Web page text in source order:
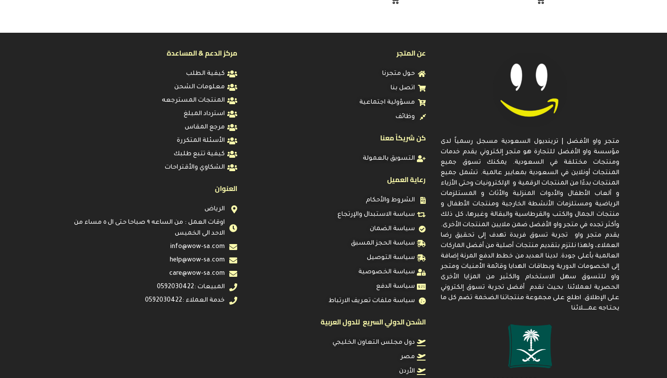
متجر واو الأفضل | ترينديول السعودية مسجل رسمياً لدى
مؤسسة واو الأفضل للتجارة هو متجر إلكتروني يقدم خدمات
ومنتجات مختلفة في السعودية. يمكنك تسوق جميع
المنتجات أونلاين في السعودية بمعايير عالمية. تشمل جميع
المنتجات بدءًا من المنتجات الرقمية و الإلكترونيات وحتى الأزياء
و ألعاب الأطفال والأدوات المنزلية والأثاث و المستلزمات
الرياضية ومستلزمات الأنشطة الخارجية ومنتجات الأطفال و
منتجات الجمال والكتب والقرطاسية والبقالة وغيرها، كل ذلك
وأكثر تجده في متجر واو الأفضل ضمن ملايين المنتجات الأخرى.
يقدم متجر واو تجربة تسوق فريدة تهدف إلى تحقيق رضا
العملاء، ولهذا نلتزم بتقديم منتجات أصلية من أفضل الماركات
العالمية بأعلى جودة. لدينا العديد من خطط الدفع المرنة إضافة
إلى الخصومات الدورية وبطاقات الهدايا وقائمة الأمنيات ومتجر
واو للتسوق سهل الاستخدام والكثير من المزايا الأخرى
الحصرية لعملائنا. بحيث نقدم أفضل تجربة تسوق إلكتروني
على الإطلاق. اطلع على مجموعة منتجاتنا الضخمة تضم كل ما
يحتـاجه عمـــــلائنا
عن المتجر
حول متجرنا
اتصل بنا
مسؤولية اجتماعية
وظائف
كن شريكاً معنا
التسويق بالعمولة
رعاية العميل
الشروط والأحكام
سياسة الاستبدال والإرتجاع
سياسة الضمان
سياسة الحجز المسبق
سياسة التوصيل
سياسة الخصوصية
سياسة الدفع
سياسة ملفات تعريف الارتباط
الشحن الدولي السريع للدول العربية
دول مجلس التعاون الخليجي
مصر
الأردن
مركز الدعم & المساعدة
كيفية الطلب
معلومات الشحن
المنتجات المسترجعه
استرداد المبلغ
مرجع المقاس
الأسئلة المتكررة
كيفية تتبع طلبك
الشكاوي والأقتراحات
العنوان
الرياض
اوقات العمل : من الساعه ٩ صباحا حتى ال ٥ مساء من
الاحد الى الخميس
info@wow-sa.com
help@wow-sa.com
care@wow-sa.com
المبيعات :0592030422
خدمة العملاء :0592030422